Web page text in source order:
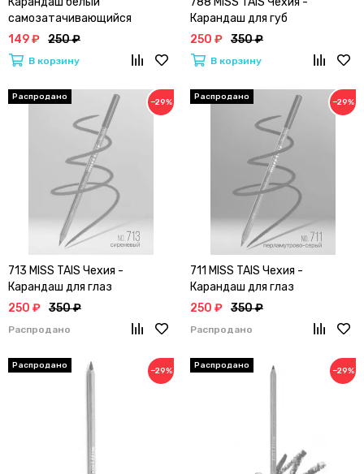
самозатачивающийся
(мягкий) | Coloured Soft
Cosmetic
149 ₽ 250 ₽
В корзину
Карандаш для губ
250 ₽ 350 ₽
В корзину
−29%
713 MISS TAIS Чехия -
Карандаш для глаз
250 ₽ 350 ₽
Распродано
−29%
711 MISS TAIS Чехия -
Карандаш для глаз
250 ₽ 350 ₽
Распродано
−29% −29%